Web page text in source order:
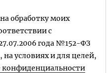
обработку моих
с
года №152-ФЗ
условиях и для целей,
конфиденциальности